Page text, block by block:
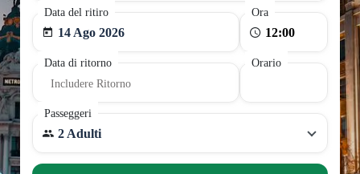
Data del ritiro
14 Ago 2026
Ora
Data di ritorno
Includere Ritorno
Orario
Passeggeri
2 Adulti